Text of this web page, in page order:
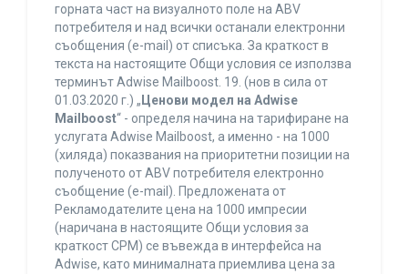
горната част на визуалното поле на ABV
потребителя и над всички останали електронни
съобщения (e-mail) от списъка. За краткост в
текста на настоящите Общи условия се използва
терминът Adwise Mailboost. 19. (нов в сила от
01.03.2020 г.) „ Ценови модел на Adwise
Mailboost“ - определя начина на тарифиране на
услугата Adwise Mailboost, а именно - на 1000
(хиляда) показвания на приоритетни позиции на
полученото от ABV потребителя електронно
съобщение (e-mail). Предложената от
Рекламодателите цена на 1000 импресии
(наричана в настоящите Общи условия за
краткост CPM) се въвежда в интерфейса на
Adwise, като минималната приемлива цена за